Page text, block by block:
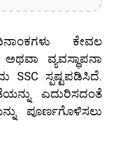
ಕೇವಲ
ವ್ಯವಸ್ಥಾಪನಾ
SSC ಸ್ಪಷ್ಟಪಡಿಸಿದೆ.
ಎದುರಿಸದಂತೆ
ಪೂರ್ಣಗೊಳಿಸಲು